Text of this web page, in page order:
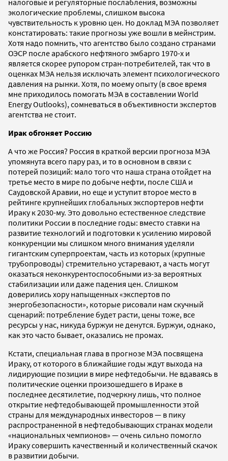
экологические проблемы, слишком высока
чувствительность к уровню цен. Но доклад МЭА позволяет
констатировать: такие прогнозы уже вошли в мейнстрим.
Хотя надо помнить, что агентство было создано странами
ОЭСР после арабского нефтяного эмбарго 1970-х и
является скорее рупором стран-потребителей, так что в
оценках МЭА нельзя исключать элемент психологического
давления на рынки. Хотя, по моему опыту (в свое время
мне приходилось помогать МЭА в составлении World
Energy Outlooks), сомневаться в объективности экспертов
агентства не стоит.
Ирак обгоняет Россию
А что же Россия? Россия в краткой версии прогноза МЭА
упомянута всего пару раз, и то в основном в связи с
потерей позиций: мало того что наша страна отойдет на
третье место в мире по добыче нефти, после США и
Саудовской Аравии, но еще и уступит второе место в
рейтинге крупнейших глобальных экспортеров нефти
Ираку к 2030-му. Это довольно естественное следствие
политики России в последние годы: вместо ставки на
развитие технологий и подготовки к усилению мировой
конкуренции мы слишком много внимания уделяли
гигантским суперпроектам, часть из которых (крупные
трубопроводы) стремительно устаревают, а часть могут
оказаться неконкурентоспособными из-за вероятных
стабилизации или даже падения цен. Слишком
доверились хору напыщенных «экспертов по
энергобезопасности», которые рисовали нам скучный
сценарий: потребление будет расти, цены тоже, все
ресурсы у нас, никуда буржуи не денутся. Буржуи, однако,
как это часто бывает, оказались не промах.
Кстати, специальная глава в прогнозе МЭА посвящена
Ираку, от которого в ближайшие годы ждут выхода на
лидирующие позиции в мире нефтедобычи. Не вдаваясь в
политические оценки произошедшего в Ираке в
последнее десятилетие, подчеркну лишь, что полное
открытие нефтедобывающей промышленности этой
страны для международных инвесторов — в пику
распространенной в нефтедобывающих странах модели
«национальных чемпионов» — очень сильно помогло
Ираку совершить качественный и количественный скачок
в развитии добычи.